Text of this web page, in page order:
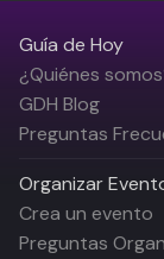
Guía de Hoy
¿Quiénes
GDH Blog
Preguntas
Organizar
Crea un evento
Preguntas